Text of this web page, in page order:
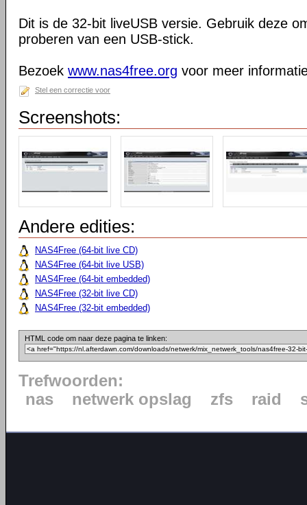
Dit is de 32-bit liveUSB versie. Gebruik deze
proberen van een USB-stick.
Bezoek www.nas4free.org voor meer
Stel een correctie voor
Screenshots:
Andere edities:
NAS4Free (64-bit live CD)
NAS4Free (64-bit live USB)
NAS4Free (64-bit embedded)
NAS4Free (32-bit live CD)
NAS4Free (32-bit embedded)
HTML code om naar deze pagina te linken:
Trefwoorden:
nas
netwerk opslag zfs raid